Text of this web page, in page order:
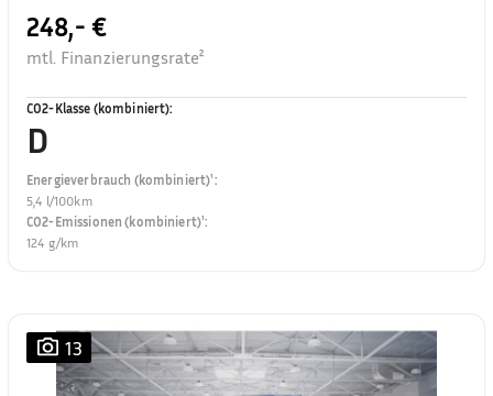
248,- €
mtl. Finanzierungsrate²
CO2-Klasse (kombiniert):
D
Energieverbrauch (kombiniert)¹:
5,4 l/100km
CO2-Emissionen (kombiniert)¹:
124 g/km
13